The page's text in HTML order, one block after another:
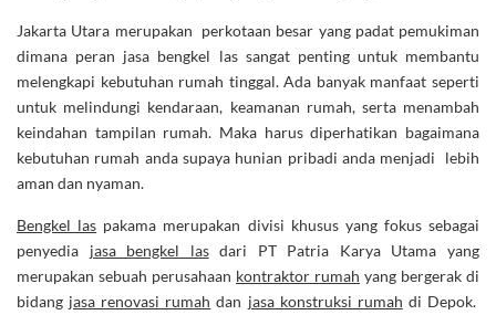
Jakarta Utara merupakan perkotaan besar yang padat pemukiman
dimana peran jasa bengkel las sangat penting untuk membantu
melengkapi kebutuhan rumah tinggal. Ada banyak manfaat seperti
untuk melindungi kendaraan, keamanan rumah, serta menambah
keindahan tampilan rumah. Maka harus diperhatikan bagaimana
kebutuhan rumah anda supaya hunian pribadi anda menjadi lebih
aman dan nyaman.
Bengkel las pakama merupakan divisi khusus yang fokus sebagai
penyedia jasa bengkel lasdari PT Patria Karya Utama yang
merupakan sebuah perusahaan kontraktor rumah yang bergerak di
bidang jasa renovasi rumah dan jasa konstruksi rumah di Depok.